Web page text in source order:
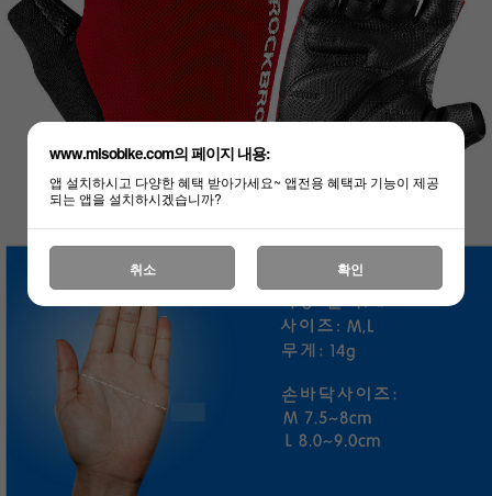
www.misobike.com의 페이지 내용:
앱 설치하시고 다양한 혜택 받아가세요~ 앱전용 혜택과 기능이 제공
되는 앱을 설치하시겠습니까?
취소 확인